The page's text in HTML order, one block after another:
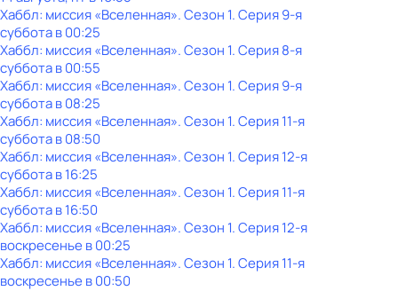
Хаббл: миссия «Вселенная». Сезон 1. Серия 9-я
субботав00:25
Хаббл: миссия «Вселенная». Сезон 1. Серия 8-я
субботав00:55
Хаббл: миссия «Вселенная». Сезон 1. Серия 9-я
субботав08:25
Хаббл: миссия «Вселенная». Сезон 1. Серия 11-я
субботав08:50
Хаббл: миссия «Вселенная». Сезон 1. Серия 12-я
субботав16:25
Хаббл: миссия «Вселенная». Сезон 1. Серия 11-я
субботав16:50
Хаббл: миссия «Вселенная». Сезон 1. Серия 12-я
воскресенье в00:25
Хаббл: миссия «Вселенная». Сезон 1. Серия 11-я
воскресенье в00:50